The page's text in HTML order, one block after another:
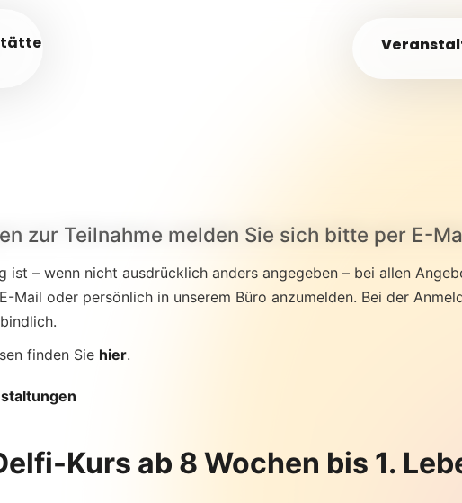
zur Teilnahme melden Sie sich bitte per E-
ist – wenn nicht ausdrücklich anders angegeben – bei allen
Mail oder persönlich in unserem Büro anzumelden. Bei der
finden Sie hier.
Kurs ab 8 Wochen bis 1.